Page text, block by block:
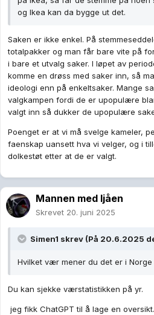
og Ikea kan da bygge ut det.
Saken er ikke enkel. På
totalpakker og man får bare vite på
i bare et utvalg saker. I løpet av
komme en drøss med saker inn, så
ideologi enn på enkeltsaker. Mange
valgkampen fordi de er upopulære
valgt inn så dukker de upopulære
Poenget er at vi må svelge kameler,
faenskap uansett hva vi velger, og i
dolkestøt etter at de er valgt.
Mannen med ljåen
Skrevet 20. juni 2025
Simen1 skrev (På 20.6.2025
Hvilket vær mener du det er i Norge
Du kan sjekke værstatistikken på yr.
jeg fikk ChatGPT til å lage en oversikt.